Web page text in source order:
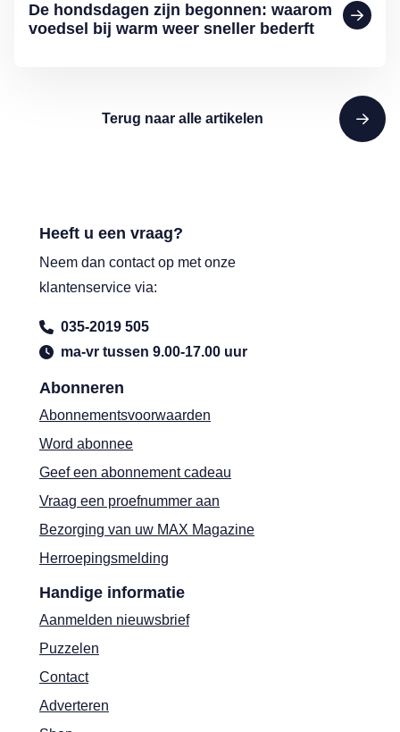
De hondsdagen zijn begonnen: waarom
voedsel bij warm weer sneller bederft
Terug naar alle artikelen
Abonneren
Abonnementsvoorwaarden
Word abonnee
Geef een abonnement cadeau
Vraag een proefnummer aan
Bezorging van uw MAX Magazine
Herroepingsmelding
Handige informatie
Aanmelden nieuwsbrief
Puzzelen
Contact
Adverteren
Heeft u een vraag?
Neem dan contact op met onze
klantenservice via:
035-2019 505
ma-vr tussen 9.00-17.00 uur